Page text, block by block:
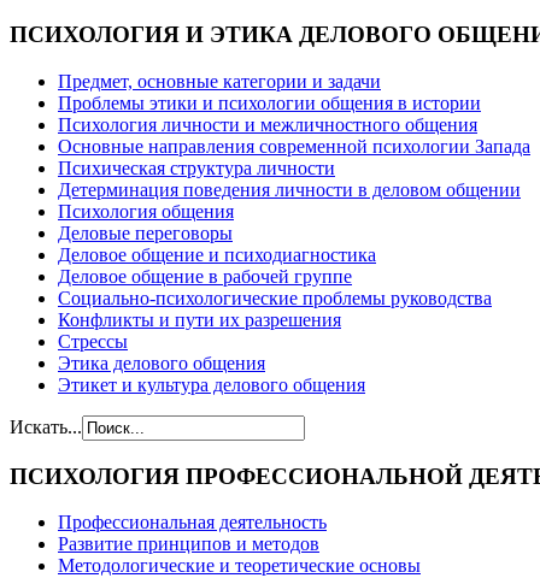
ПСИХОЛОГИЯ И ЭТИКА ДЕЛОВОГО
Предмет, основные категории и задачи
Проблемы этики и психологии общения в истории
Психология личности и межличностного общения
Основные направления современной психологии Запада
Психическая структура личности
Детерминация поведения личности в деловом общении
Психология общения
Деловые переговоры
Деловое общение и психодиагностика
Деловое общение в рабочей группе
Cоциально-психологические проблемы руководства
Конфликты и пути их разрешения
Стрессы
Этика делового общения
Этикет и культура делового общения
Искать...
ПСИХОЛОГИЯ ПРОФЕССИОНАЛЬНОЙ
Профессиональная деятельность
Развитие принципов и методов
Методологические и теоретические основы